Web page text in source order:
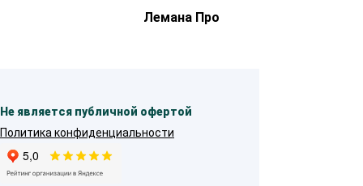
Лемана Про
Не является публичной офертой
Политика конфиденциальности